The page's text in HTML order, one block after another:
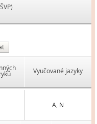
Vyučované jazyky
A, N